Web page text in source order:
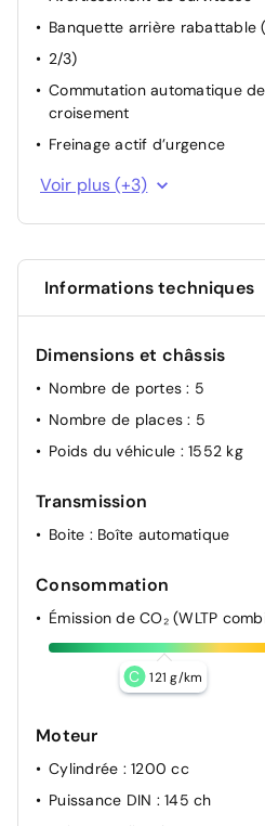
Régulateur de vitesse
Système d'attache Isofix
Système de limitation de
Vitres arrières surteintées
Volant chauffant
Banquette arrière rabattable
2/3)
Commutation automatique
croisement
Freinage actif d’urgence
Intérieur simili/tissus
Voir plus (+3)
Informations techniques
Dimensions et châssis
Nombre de portes: 5
Nombre de places: 5
Poids du véhicule : 1552 kg
Transmission
Boite : Boîte automatique
Consommation
Émission de CO₂ (WLTP
C 121 g/km
Moteur
Cylindrée : 1200 cc
Puissance DIN : 145 ch